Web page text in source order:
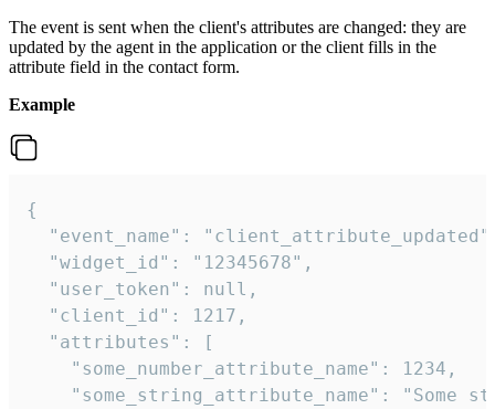
The event is sent when the client's attributes are changed: they are
updated by the agent in the application or the client fills in the
attribute field in the contact form.
Example
{
"event_name":
  "widget_id": "12345678",
  "user_token": null,
  "client_id": 1217,
  "attributes": [
    "some_number_attribute_name": 1234,
"some_string_attribute_name": "Some